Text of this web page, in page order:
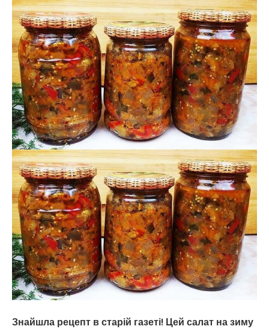
так
капусту
зробите
і
будете
робити
так
завжди.
Просто
смакота
Знайшла рецепт в старій газеті! Цей салат на зиму